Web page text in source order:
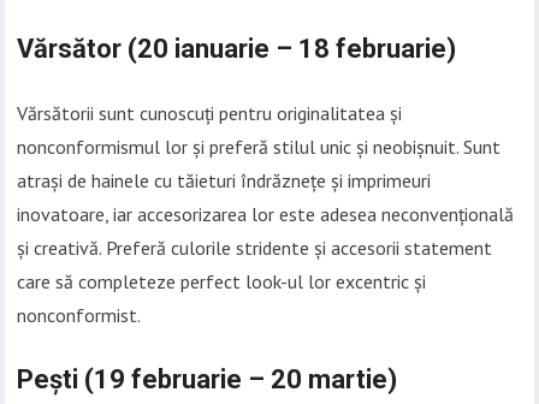
Vărsător (20 ianuarie – 18 februarie)
Vărsătorii sunt cunoscuți pentru originalitatea și
nonconformismul lor și preferă stilul unic și neobișnuit. Sunt
atrași de hainele cu tăieturi îndrăznețe și imprimeuri
inovatoare, iar accesorizarea lor este adesea neconvențională
și creativă. Preferă culorile stridente și accesorii statement
care să completeze perfect look-ul lor excentric și
nonconformist.
Pești (19 februarie – 20 martie)